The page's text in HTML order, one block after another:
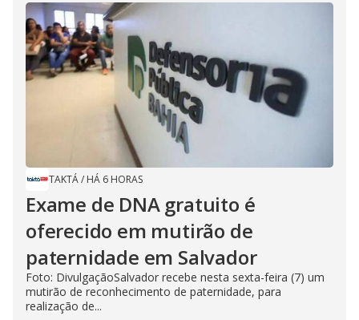
TAKTÁ/ HÁ 6 HORAS
Exame de DNA gratuito é
oferecido em mutirão de
paternidade em Salvador
Foto: DivulgaçãoSalvador recebe nesta sexta-feira (7) um
mutirão de reconhecimento de paternidade, para
realização de...